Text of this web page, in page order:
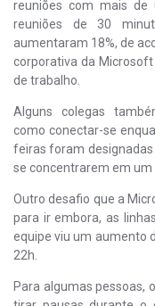
reuniões com mais
reuniões de 30
aumentaram 18%, de
corporativa da
de trabalho.
Alguns colegas
como conectar-se
feiras foram designadas
se concentrarem em um
Outro desafio que a
para ir embora, as
equipe viu um aumento
22h.
Para algumas pessoas,